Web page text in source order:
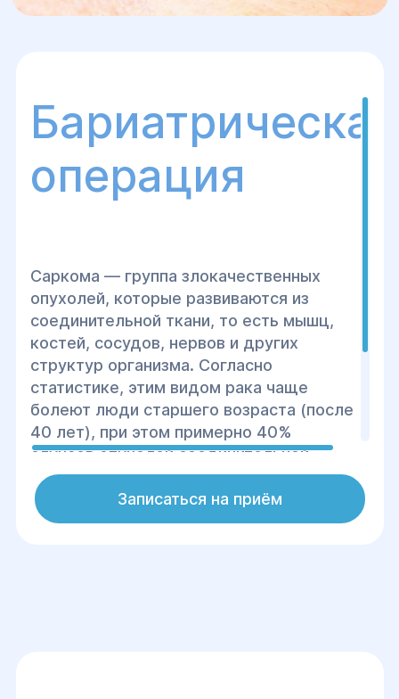
Бариатрическая
операция
Саркома — группа злокачественных
опухолей, которые развиваются из
соединительной ткани, то есть мышц,
костей, сосудов, нервов и других
структур организма. Согласно
статистике, этим видом рака чаще
болеют люди старшего возраста (после
40 лет), при этом примерно 40%
случаев опухолей соединительной
ткани поражают нижние конечности.
Саркома относится к редким
патологиям, однако она
Записаться на приём